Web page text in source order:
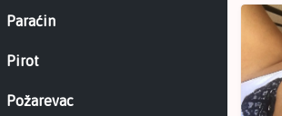
Paraćin
Pirot
Požarevac
teta
Daca
56
–